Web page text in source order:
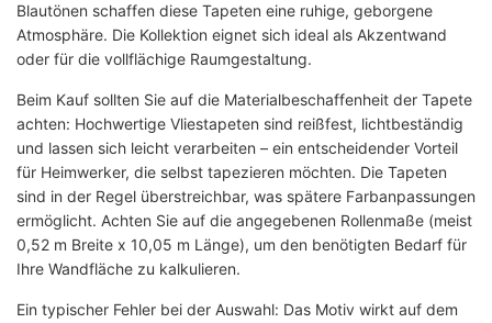
Blautönen schaffen diese Tapeten eine ruhige, geborgene
Atmosphäre. Die Kollektion eignet sich ideal als Akzentwand
oder für die vollflächige Raumgestaltung.
Beim Kauf sollten Sie auf die Materialbeschaffenheit der Tapete
achten: Hochwertige Vliestapeten sind reißfest, lichtbeständig
und lassen sich leicht verarbeiten – ein entscheidender Vorteil
für Heimwerker, die selbst tapezieren möchten. Die Tapeten
sind in der Regel überstreichbar, was spätere Farbanpassungen
ermöglicht. Achten Sie auf die angegebenen Rollenmaße (meist
0,52 m Breite x 10,05 m Länge), um den benötigten Bedarf für
Ihre Wandfläche zu kalkulieren.
Ein typischer Fehler bei der Auswahl: Das Motiv wirkt auf dem